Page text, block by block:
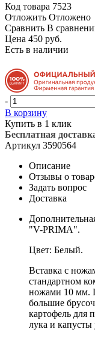
Код товара 7523
Отложить Отложено
Сравнить В
Цена 450 руб.
Есть в наличии
-
В корзину
Купить в 1 клик
Бесплатная
Артикул 3590564
Описание
Отзывы о
Задать вопрос
Доставка
"V-PRIMA".
Цвет: Белый.
Вставка с
стандартном
ножами 10 мм.
большие
картофель для
лука и капусты